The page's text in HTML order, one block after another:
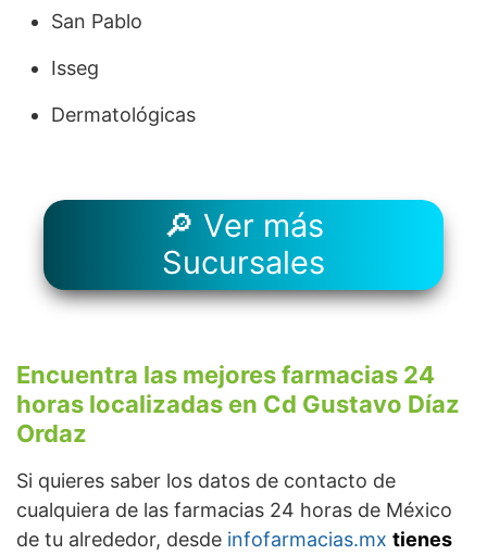
San Pablo
Isseg
Dermatológicas
🔎 Ver más
Sucursales
Encuentra las mejores farmacias 24
horas localizadas en Cd Gustavo Díaz
Ordaz
Si quieres saber los datos de contacto de
cualquiera de las farmacias 24 horas de México
de tu alrededor, desde infofarmacias.mx tienes